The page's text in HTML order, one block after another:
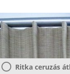
Ritka ceruzás